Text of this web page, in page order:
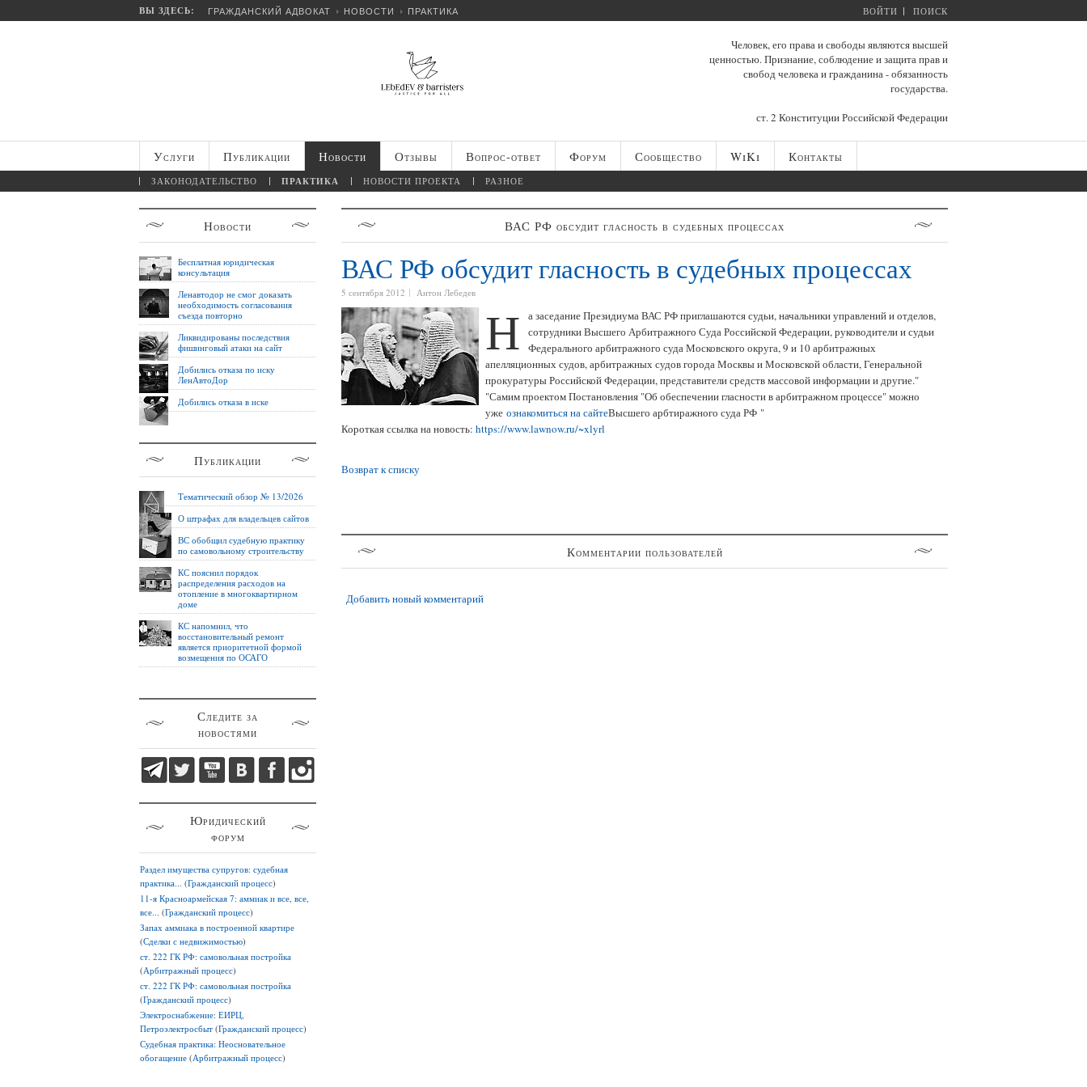
ВЫ ЗДЕСЬ: ГРАЖДАНСКИЙ АДВОКАТ НОВОСТИ ПРАКТИКА ВОЙТИ ПОИСК
Человек, его права и свободы являются высшей
ценностью. Признание, соблюдение и защита прав и
свобод человека и гражданина - обязанность
государства.
ст. 2 Конституции Российской Федерации
Услуги Публикации Новости Отзывы Вопрос-ответ Форум Сообщество WiKi Контакты
ЗАКОНОДАТЕЛЬСТВО ПРАКТИКА НОВОСТИ ПРОЕКТА РАЗНОЕ
ВАС РФ обсудит гласность в судебных процессах
ВАС РФ обсудит гласность в судебных процессах
5 сентября 2012 Антон Лебедев
Н
а заседание Президиума ВАС РФ приглашаются судьи, начальники управлений и отделов,
сотрудники Высшего Арбитражного Суда Российской Федерации, руководители и судьи
Федерального арбитражного суда Московского округа, 9 и 10 арбитражных
апелляционных судов, арбитражных судов города Москвы и Московской области, Генеральной
прокуратуры Российской Федерации, представители средств массовой информации и другие."
"Самим проектом Постановления "Об обеспечении гласности в арбитражном процессе" можно
уже ознакомиться на сайтеВысшего арбтиражного суда РФ "
Короткая ссылка на новость: https://www.lawnow.ru/~xlyrl
Возврат к списку
Комментарии пользователей
Добавить новый комментарий
Новости
Бесплатная юридическая
консультация
Ленавтодор не смог доказать
необходимость согласования
съезда повторно
Ликвидированы последствия
фишинговый атаки на сайт
Добились отказа по иску
ЛенАвтоДор
Добились отказа в иске
Публикации
Тематический обзор № 13/2026
О штрафах для владельцев сайтов
ВС обобщил судебную практику
по самовольному строительству
КС пояснил порядок
распределения расходов на
отопление в многоквартирном
доме
КС напомнил, что
восстановительный ремонт
является приоритетной формой
возмещения по ОСАГО
Следите за
новостями
Юридический
форум
Раздел имущества супругов: судебная
практика... (Гражданский процесс)
11-я Красноармейская 7: аммиак и все, все,
все... (Гражданский процесс)
Запах аммиака в построенной квартире
(Сделки с недвижимостью)
ст. 222 ГК РФ: самовольная постройка
(Арбитражный процесс)
ст. 222 ГК РФ: самовольная постройка
(Гражданский процесс)
Электроснабжение: ЕИРЦ,
Петроэлектросбыт (Гражданский процесс)
Судебная практика: Неосновательное
обогащение (Арбитражный процесс)